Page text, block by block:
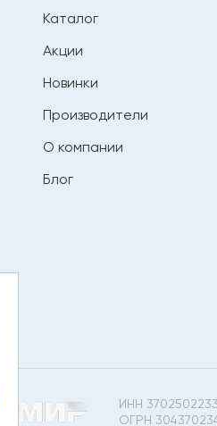
Каталог
Акции
Новинки
Производители
О компании
Блог
ИНН
ОГРН